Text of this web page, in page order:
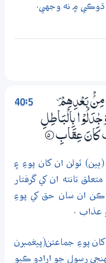
ڌوڪي ۾ نه وجهي.
40:5
مِنْۢ بَعْدِهِمْ
بِالْبَاطِلِ
كَانَ عِقَابِ
5‏۝
ٽولن ان کان پوءِ ۽
تانته ان کي گرفتار
ڪن ان سان حق کي پوءِ
عذاب .
پوءِ جماعتن(پيغمبرن
رسول جو ارادو ڪيو